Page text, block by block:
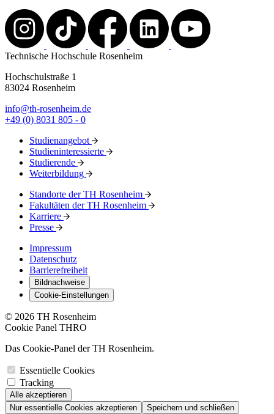
Technische Hochschule Rosenheim
Hochschulstraße 1
83024 Rosenheim
info@th-rosenheim.de
+49 (0) 8031 805 - 0
Studienangebot
Studieninteressierte
Studierende
Weiterbildung
Standorte der TH Rosenheim
Fakultäten der TH Rosenheim
Karriere
Presse
Impressum
Datenschutz
Barrierefreiheit
Bildnachweise
Cookie-Einstellungen
© 2026 TH Rosenheim
Cookie Panel THRO
Das Cookie-Panel der TH Rosenheim.
Essentielle Cookies
Tracking
Alle akzeptieren
Nur essentielle Cookies akzeptieren
Speichern und schließen